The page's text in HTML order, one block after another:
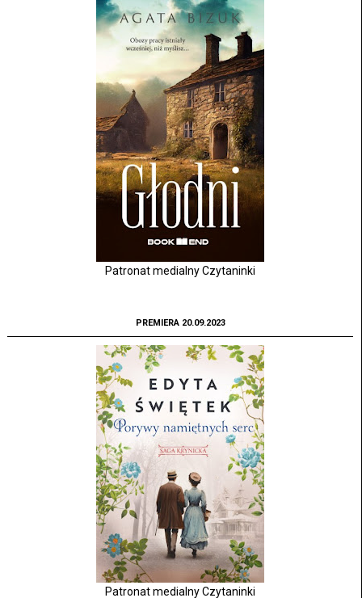
Patronat medialny Czytaninki
PREMIERA 20.09.2023
Patronat medialny Czytaninki